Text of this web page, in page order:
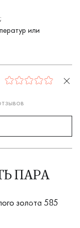
или
0
ПАРА
VGOK0236м